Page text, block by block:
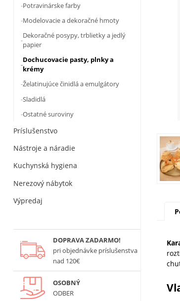
Potravinárske farby
Modelovacie a dekoračné hmoty
Dekoračné posypy, trblietky a jedlý
papier
Dochucovacie pasty, plnky a
krémy
Želatinujúce činidlá a emulgátory
Sladidlá
Ostatné suroviny
Príslušenstvo
Nástroje a náradie
Kuchynská hygiena
Nerezový nábytok
Výpredaj
DOPRAVA ZADARMO!
pri objednávke príslušenstva
nad 120€
OSOBNÝ
ODBER